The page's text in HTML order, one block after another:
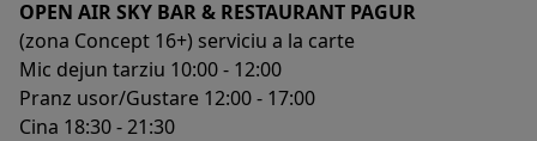
OPEN AIR SKY BAR & RESTAURANT PAGUR
(zona Concept 16+) serviciu a la carte
Mic dejun tarziu 10:00 - 12:00
Pranz usor/Gustare 12:00 - 17:00
Cina 18:30 - 21:30